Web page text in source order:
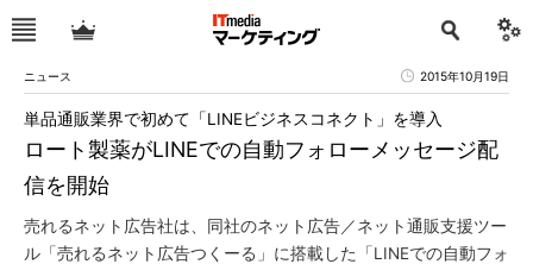
ニュース 2015年10月19日
ロート製薬がLINEでの自動フォローメッセージ配
信を開始
単品通販業界で初めて「LINEビジネスコネクト」を導入
売れるネット広告社は、同社のネット広告／ネット通販支援ツー
ル「売れるネット広告つくーる」に搭載した「LINEでの自動フォ